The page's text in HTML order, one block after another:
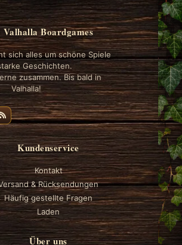
Valhalla Boardgames
sich alles um schöne Spiele
Geschichten.
zusammen. Bis bald in
Valhalla!
Kundenservice
Kontakt
& Rücksendungen
Häufig gestellte Fragen
Laden
Über uns